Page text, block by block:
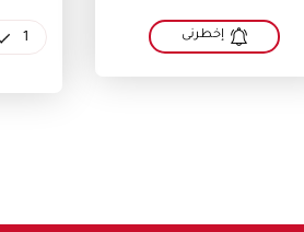
إخطرنى 1